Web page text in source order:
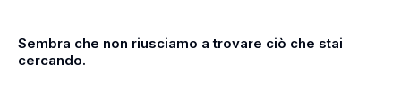
Sembra che non riusciamo a trovare ciò che stai
cercando.